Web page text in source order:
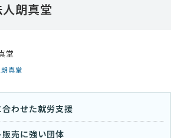
朗真堂
真堂
わせた就労支援
売に強い団体